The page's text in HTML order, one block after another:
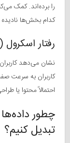
را برده‌اند. کمک
کدام بخش‌ها نادیده
رفتار اسکرول (Scroll Depth)
نشان می‌دهد
کاربران به سرعت
احتمالاً محتوا یا
چطور
تبدیل کنیم؟